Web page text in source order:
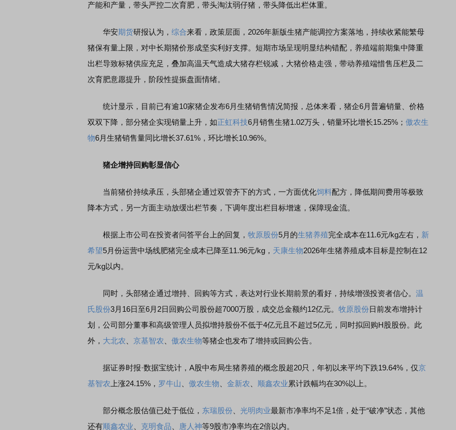
产能和产量，带头严控二次育肥，带头淘汰弱仔猪，带头降低出栏体重。
华安期货研报认为， 综合来看，政策层面，2026年新版生猪产能调控方案落地，持续收紧能繁母
猪保有量上限，对中长期猪价形成坚实利好支撑。短期市场呈现明显结构错配，养殖端前期集中降重
出栏导致标猪供应充足，叠加高温天气造成大猪存栏锐减，大猪价格走强，带动养殖端惜售压栏及二
次育肥意愿提升，阶段性提振盘面情绪。
统计显示，目前已有逾10家猪企发布6月生猪销售情况简报，总体来看，猪企6月普遍销量、价格
双双下降，部分猪企实现销量上升，如正虹科技6月销售生猪1.02万头，销量环比增长15.25%； 傲农生
物6月生猪销售量同比增长37.61%，环比增长10.96%。
猪企增持回购彰显信心
当前猪价持续承压，头部猪企通过双管齐下的方式，一方面优化饲料配方，降低期间费用等极致
降本方式，另一方面主动放缓出栏节奏，下调年度出栏目标增速，保障现金流。
根据上市公司在投资者问答平台上的回复， 牧原股份5月的生猪养殖完全成本在11.6元/kg左右， 新
希望5月份运营中场线肥猪完全成本已降至11.96元/kg， 天康生物2026年生猪养殖成本目标是控制在12
元/kg以内。
同时，头部猪企通过增持、回购等方式，表达对行业长期前景的看好，持续增强投资者信心。 温
氏股份3月16日至6月2日回购公司股份超7000万股，成交总金额约12亿元。 牧原股份日前发布增持计
划，公司部分董事和高级管理人员拟增持股份不低于4亿元且不超过5亿元，同时拟回购H股股份。此
外， 大北农 京基智农 傲农生物等猪企也发布了增持或回购公告。
据证券时报·数据宝统计，A股中布局生猪养殖的概念股超20只，年初以来平均下跌19.64%，仅京
基智农 上涨24.15%， 罗牛山 傲农生物 金新农 顺鑫农业累计跌幅均在30%以上。
部分概念股估值已处于低位， 东瑞股份 光明肉业最新市净率均不足1倍，处于“破净”状态，其他
还有顺鑫农业 克明食品 唐人神等9股市净率均在2倍以内。